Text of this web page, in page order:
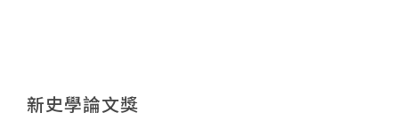
新史學論文獎